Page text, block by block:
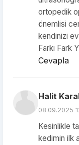
ortopedik
önemlisi
kendinizi
Farkı Fark
Cevapla
Halit
08.09.2025
Kesinlikle
kedimin ilk